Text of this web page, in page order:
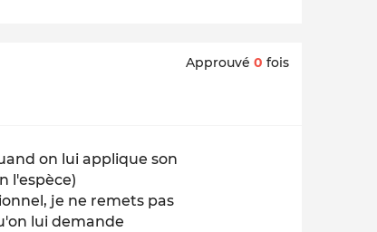
Approuvé 0 fois
on lui applique son
l'espèce)
je ne remets pas
lui demande